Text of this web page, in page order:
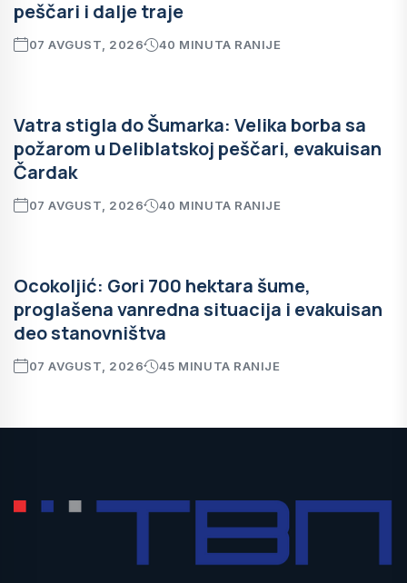
peščari i dalje traje
07 AVGUST, 2026 40 MINUTA RANIJE
Vatra stigla do Šumarka: Velika borba sa
požarom u Deliblatskoj peščari, evakuisan
Čardak
07 AVGUST, 2026 40 MINUTA RANIJE
Ocokoljić: Gori 700 hektara šume,
proglašena vanredna situacija i evakuisan
deo stanovništva
07 AVGUST, 2026 45 MINUTA RANIJE